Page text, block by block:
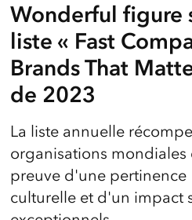
Wonderful figure
liste « Fast
Brands That
de 2023
La liste annuelle
organisations
preuve d'une pertinence
culturelle et d'un impact